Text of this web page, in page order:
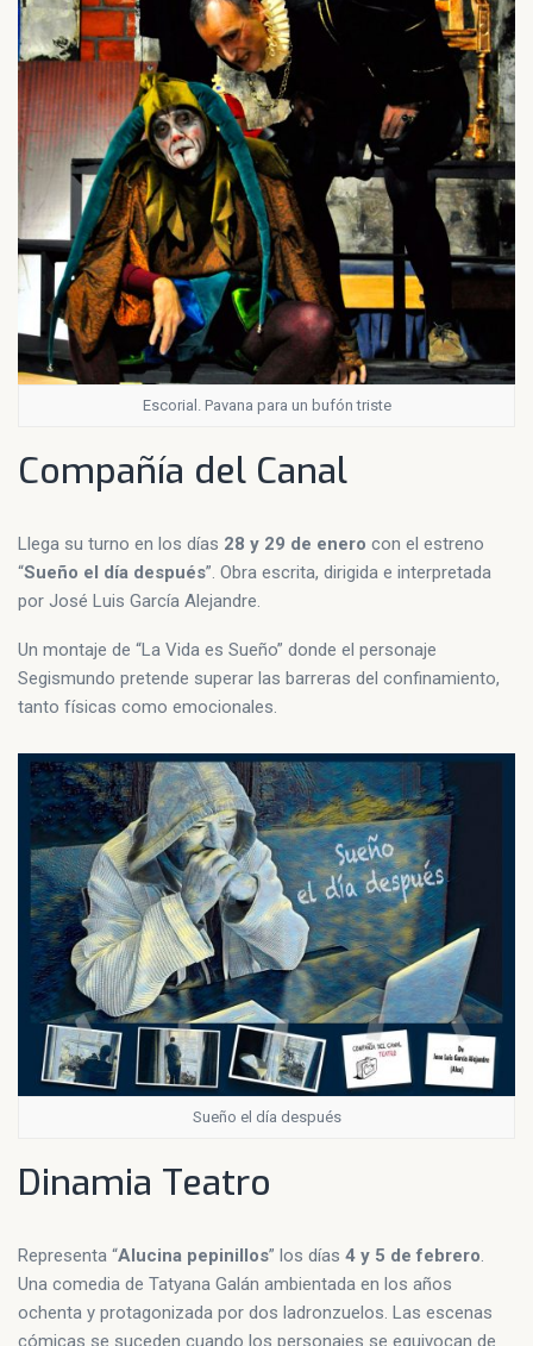
Escorial. Pavana para un bufón triste
Compañía del Canal
Llega su turno en los días 28 y 29 de enero con el estreno
“Sueño el día después”. Obra escrita, dirigida e interpretada
por José Luis García Alejandre.
Un montaje de “La Vida es Sueño” donde el personaje
Segismundo pretende superar las barreras del confinamiento,
tanto físicas como emocionales.
Sueño el día después
Dinamia Teatro
Representa “Alucina pepinillos” los días 4 y 5 de febrero.
Una comedia de Tatyana Galán ambientada en los años
ochenta y protagonizada por dos ladronzuelos. Las escenas
cómicas se suceden cuando los personajes se equivocan de